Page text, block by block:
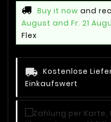
Buy it now and
August and Fr. 21
Flex
Kostenlose
Einkaufswert